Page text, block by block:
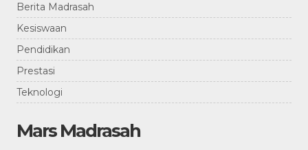
Berita Madrasah
Kesiswaan
Pendidikan
Prestasi
Teknologi
Mars Madrasah